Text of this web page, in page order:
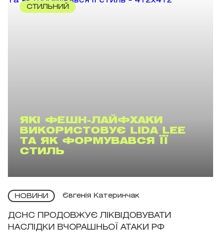
СТИЛЬНИЙ
ЯКІ ФЕШН-ЛАЙФХАКИ
ВИКОРИСТОВУЄ LIDA LEE
ТА ЯК ФОРМУВАВСЯ ЇЇ
СТИЛЬ
НОВИНИ Євгенія Катеринчак
ДСНС ПРОДОВЖУЄ ЛІКВІДОВУВАТИ
НАСЛІДКИ ВЧОРАШНЬОЇ АТАКИ РФ